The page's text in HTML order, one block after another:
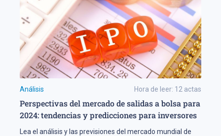
Análisis Hora de leer: 12 actas
Perspectivas del mercado de salidas a bolsa para
2024: tendencias y predicciones para inversores
Lea el análisis y las previsiones del mercado mundial de